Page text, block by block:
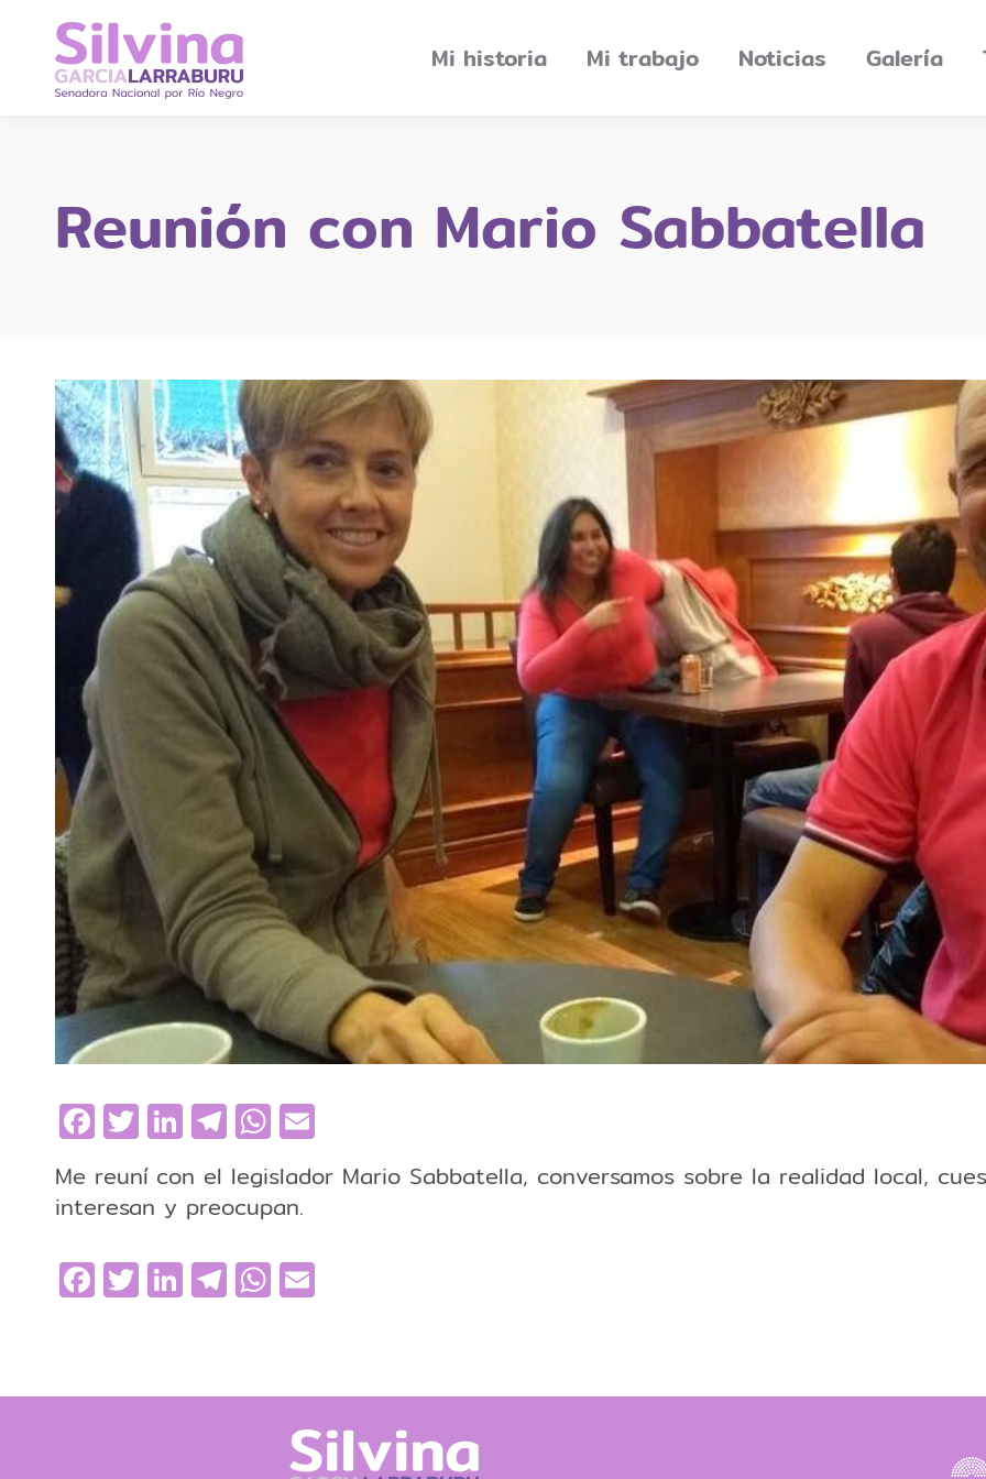
Mi historia Mi trabajo Noticias Galería
Reunión con Mario Sabbatella
Facebook
Twitter
LinkedIn
Telegram
WhatsApp
Me reuní con el legislador Mario Sabbatella, conversamos sobre la realidad local,
interesan y preocupan.
Facebook
Twitter
LinkedIn
Telegram
WhatsApp